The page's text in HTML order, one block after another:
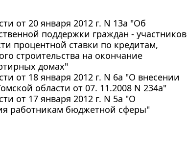
от 20 января 2012 г. N 13а "Об
поддержки граждан - участников
процентной ставки по кредитам,
строительства на окончание
домах"
от 18 января 2012 г. N 6а "О внесении
области от 07. 11.2008 N 234а"
от 17 января 2012 г. N 5а "О
работникам бюджетной сферы"